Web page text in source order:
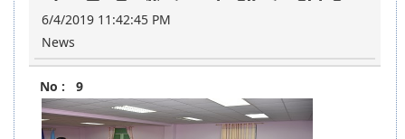
6/4/2019 11:42:45 PM
News
9